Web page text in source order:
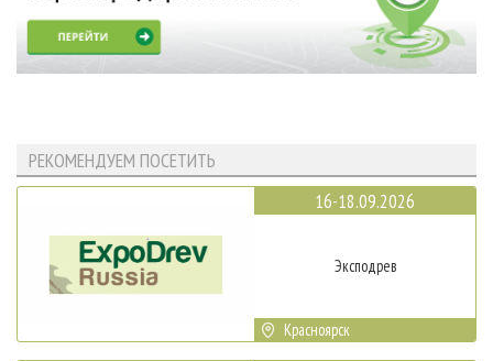
РЕКОМЕНДУЕМ ПОСЕТИТЬ
16-18.09.2026
Эксподрев
Красноярск